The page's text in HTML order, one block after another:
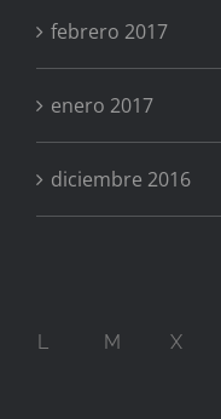
febrero 2017
enero 2017
diciembre 2016
L M X